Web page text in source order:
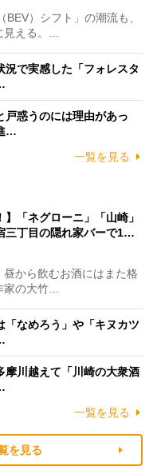
）シフト」の潮流も、
える。…
況で実感した「フォレスタ
戸惑うのには理由があっ
…
一覧を見る
】「ネグローニ」「山崎」
三丁目の隠れ家バーで1…
から飲むお酒にはまた格
の大竹…
「なめろう」や「キヌカツ
摩川越えて「川崎の大衆酒
一覧を見る
を見る